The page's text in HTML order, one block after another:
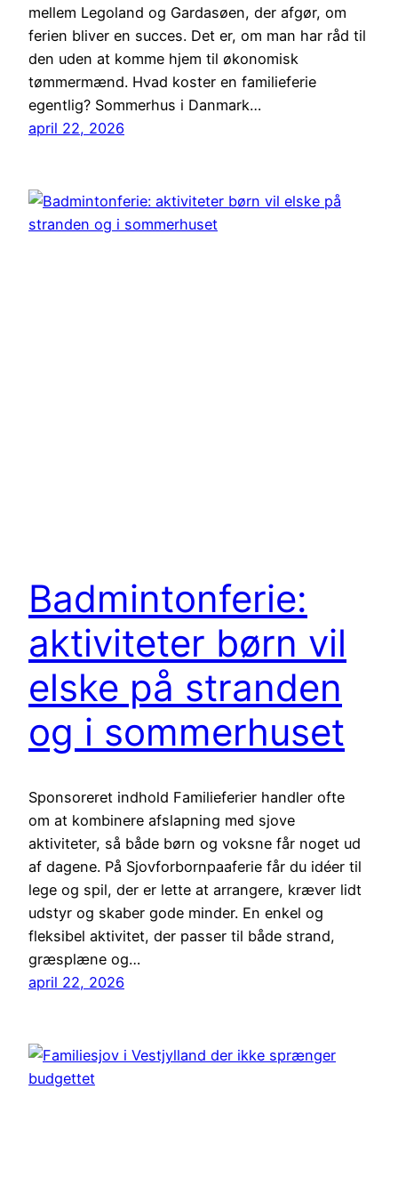
mellem Legoland og Gardasøen, der afgør, om
ferien bliver en succes. Det er, om man har råd til
den uden at komme hjem til økonomisk
tømmermænd. Hvad koster en familieferie
egentlig? Sommerhus i Danmark…
april 22, 2026
Badmintonferie:
aktiviteter børn vil
elske på stranden
og i sommerhuset
Sponsoreret indhold Familieferier handler ofte
om at kombinere afslapning med sjove
aktiviteter, så både børn og voksne får noget ud
af dagene. På Sjovforbornpaaferie får du idéer til
lege og spil, der er lette at arrangere, kræver lidt
udstyr og skaber gode minder. En enkel og
fleksibel aktivitet, der passer til både strand,
græsplæne og…
april 22, 2026